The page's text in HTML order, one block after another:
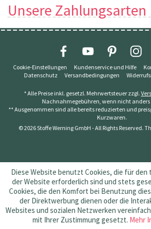
Unsere Zahlungsarten
Cookie-Einstellungen Kundenservice und Hilfe
Datenschutz
Versandbedingungen
* Alle Preise inkl. gesetzl. Mehrwertsteuer zzgl.
Nachnahmegebühren, wenn nicht anders
** Ausgenommen sind alle bereits reduzierten und
Kurzwaren.
© 2026 Stoffe Werning GmbH - All Rights Reserved.
Diese Website benutzt Cookies, die für
der Website erforderlich sind und stets
Cookies, die den Komfort bei Benutzung
der Direktwerbung dienen oder die
Websites und sozialen Netzwerken
mit Ihrer Zustimmung gesetzt. Mehr